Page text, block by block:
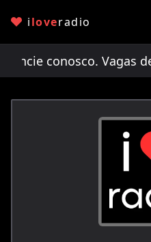
iloveradio
conosco. Vagas de